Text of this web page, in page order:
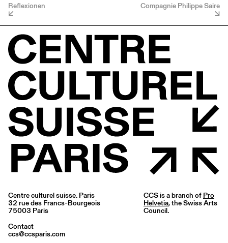
Reflexionen Compagnie Philippe Saire
Centre culturel suisse. Paris
32 rue des Francs-Bourgeois
75003 Paris
Contact
ccs@ccsparis.com
CCS is a branch of Pro
Helvetia, the Swiss Arts
Council.